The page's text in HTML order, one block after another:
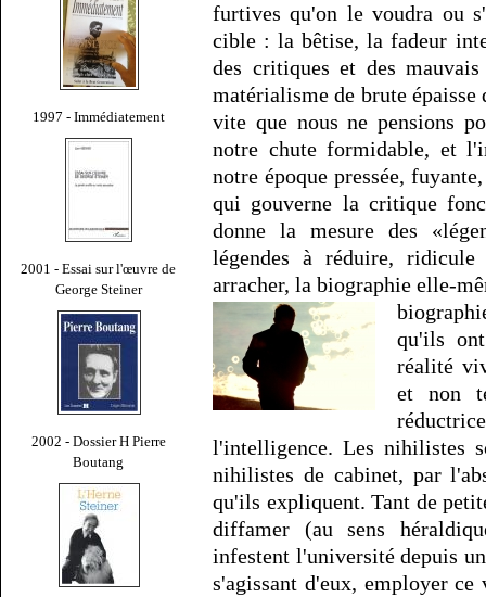
1997 - Immédiatement
2001 - Essai sur l'œuvre de
George Steiner
2002 - Dossier H Pierre
Boutang
furtives qu'on le voudra ou
cible : la bêtise, la fadeur
des critiques et des
matérialisme de brute épaisse
vite que nous ne pensions
notre chute formidable, et
notre époque pressée,
qui gouverne la critique
donne la mesure des
légendes à réduire, ridicule
arracher, la biographie elle-
qu'ils
réalité
et non
l'intelligence. Les nihilistes
nihilistes de cabinet, par
qu'ils expliquent. Tant de
diffamer (au sens
infestent l'université depuis
s'agissant d'eux, employer